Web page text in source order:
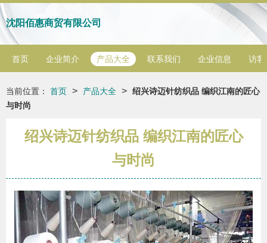
沈阳佰惠商贸有限公司
首页 企业简介 产品大全 联系我们 企业信息 访客
当前位置： 首页 > 产品大全 > 绍兴诗迈针纺织品 编织江南的匠心
与时尚
绍兴诗迈针纺织品 编织江南的匠心
与时尚